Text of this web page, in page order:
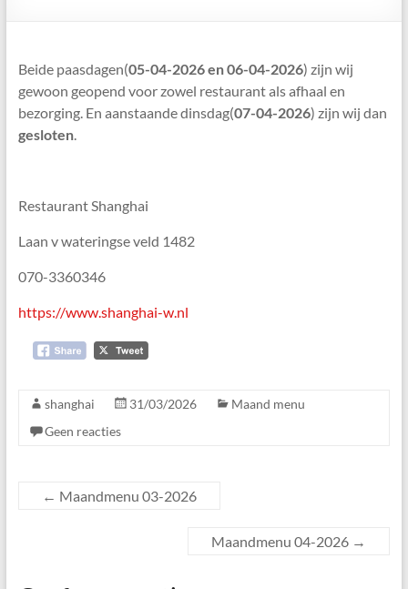
"Chinezen"-
Den
Haag
Beide paasdagen(05-04-2026en 06-04-2026) zijn wij
gewoon geopend voor zowel restaurant als afhaal en
bezorging. En aanstaande dinsdag(07-04-2026) zijn wij dan
gesloten.
Restaurant Shanghai
Laan v wateringse veld 1482
070-3360346
https://www.shanghai-w.nl
shanghai 31/03/2026
Maand menu
Geen reacties
← Maandmenu 03-2026
Maandmenu 04-2026 →